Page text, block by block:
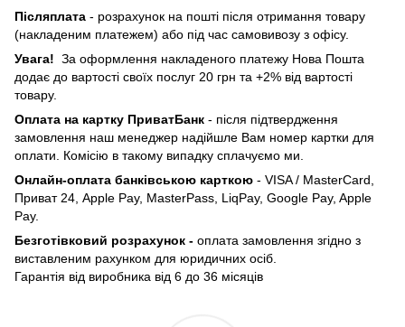
Післяплата - розрахунок на пошті після отримання товару
(накладеним платежем) або під час самовивозу з офісу.
Увага! За оформлення накладеного платежу Нова Пошта
додає до вартості своїх послуг 20 грн та +2% від вартості
товару.
Оплата на картку ПриватБанк - після підтвердження
замовлення наш менеджер надійшле Вам номер картки для
оплати. Комісію в такому випадку сплачуємо ми.
Онлайн-оплата банківською карткою - VISA / MasterCard,
Приват 24, Apple Pay, MasterPass, LiqPay, Google Pay, Apple
Pay.
Безготівковий розрахунок - оплата замовлення згідно з
виставленим рахунком для юридичних осіб.
Гарантія від виробника від 6 до 36 місяців